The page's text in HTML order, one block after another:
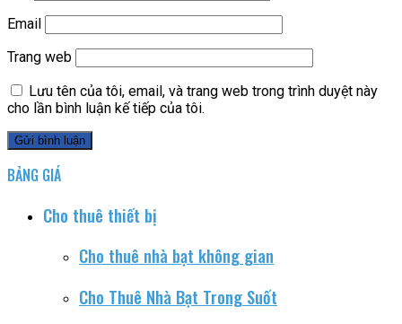
Email
Trang web
Lưu tên của tôi, email, và trang web trong trình duyệt này
cho lần bình luận kế tiếp của tôi.
BẢNG GIÁ
Cho thuê thiết bị
Cho thuê nhà bạt không gian
Cho Thuê Nhà Bạt Trong Suốt